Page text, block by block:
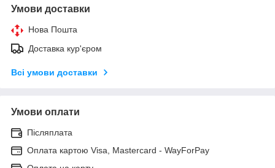
Умови доставки
Нова Пошта
Доставка кур'єром
Всі умови доставки
Умови оплати
Післяплата
Оплата картою Visa, Mastercard - WayForPay